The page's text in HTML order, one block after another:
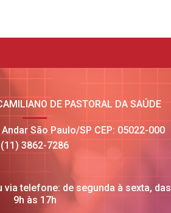
DE PASTORAL DA SAÚDE
São Paulo/SP CEP: 05022-000
(11) 3862-7286
telefone: de segunda à sexta, das
9h às 17h